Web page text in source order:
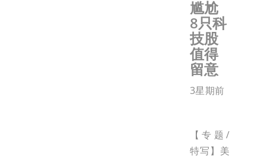
尴尬
8只科
技股
值得
留意
3星期前
【专题/
特写】美